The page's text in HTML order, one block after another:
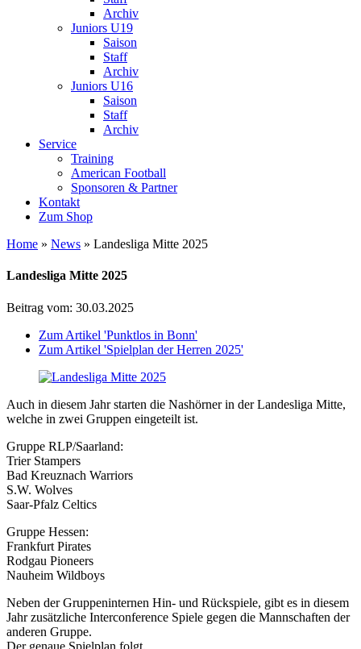
Archiv
Juniors U19
Saison
Staff
Archiv
Juniors U16
Saison
Staff
Archiv
Service
Training
American Football
Sponsoren & Partner
Kontakt
Zum Shop
Home » News » Landesliga Mitte 2025
Landesliga Mitte 2025
Beitrag vom: 30.03.2025
Zum Artikel 'Punktlos in Bonn'
Zum Artikel 'Spielplan der Herren 2025'
Auch in diesem Jahr starten die Nashörner in der Landesliga Mitte,
welche in zwei Gruppen eingeteilt ist.
Gruppe RLP/Saarland:
Trier Stampers
Bad Kreuznach Warriors
S.W. Wolves
Saar-Pfalz Celtics
Gruppe Hessen:
Frankfurt Pirates
Rodgau Pioneers
Nauheim Wildboys
Neben der Gruppeninternen Hin- und Rückspiele, gibt es in diesem
Jahr zusätzliche Interconference Spiele gegen die Mannschaften der
anderen Gruppe.
Der genaue Spielplan folgt.